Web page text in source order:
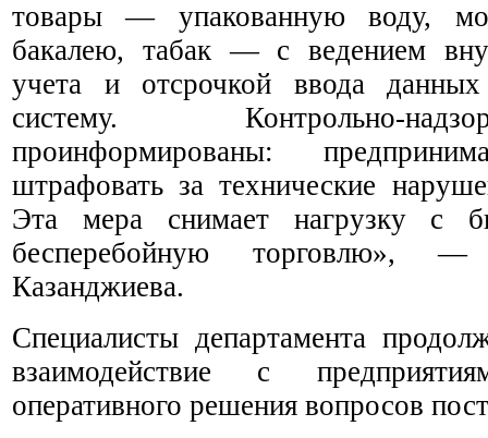
товары — упакованную воду,
бакалею, табак — с ведением
учета и отсрочкой ввода
систему. Контрольно-
проинформированы:
штрафовать за технические
Эта мера снимает нагрузку с
бесперебойную торговлю», —
Казанджиева.
Специалисты департамента
взаимодействие с
оперативного решения вопросов